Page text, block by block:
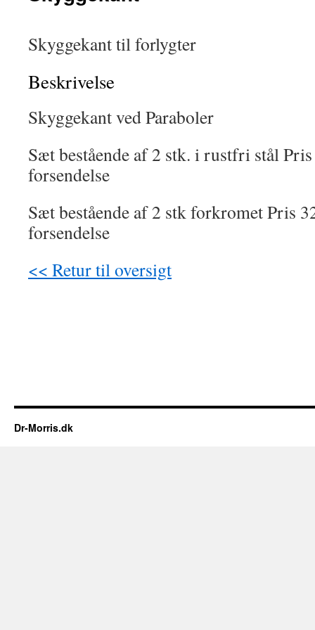
Skyggekant til forlygter
Beskrivelse
Skyggekant ved Paraboler
Sæt bestående af 2 stk. i rustfri stål
forsendelse
Sæt bestående af 2 stk forkromet Pris
forsendelse
<< Retur til oversigt
Dr-Morris.dk